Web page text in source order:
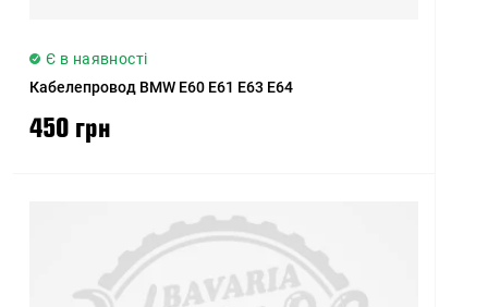
Є в наявності
Кабелепровод BMW E60 E61 E63 E64
450 грн